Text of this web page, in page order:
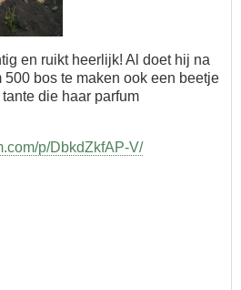
en ruikt heerlijk! Al doet hij na
500 bos te maken ook een beetje
die haar parfum
p/DbkdZkfAP-V/